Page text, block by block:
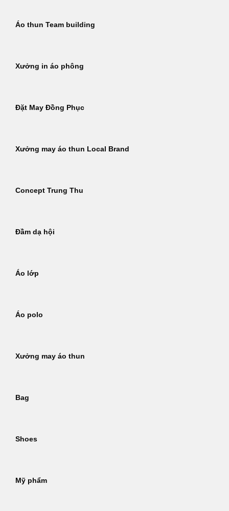
Áo thun Team building
Xưởng in áo phông
Đặt May Đồng Phục
Xưởng may áo thun Local Brand
Concept Trung Thu
Đầm dạ hội
Áo lớp
Áo polo
Xưởng may áo thun
Bag
Shoes
Mỹ phẩm